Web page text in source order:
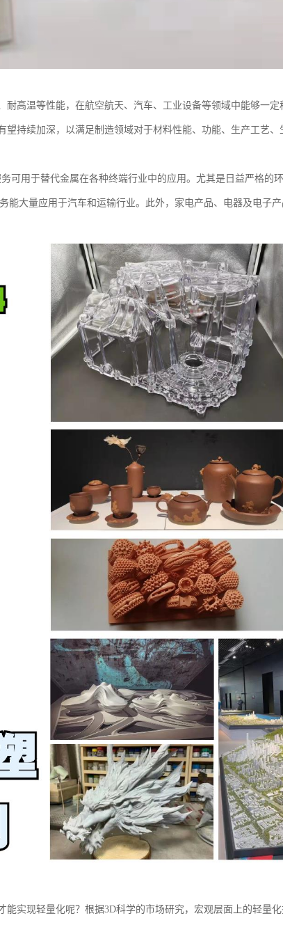
耐高温等性能，在航空航天、汽车、工业设备等领域中能够一
望持续加深，以满足制造领域对于材料性能、功能、生产工艺
可用于替代金属在各种终端行业中的应用。尤其是日益严格的
能大量应用于汽车和运输行业。此外，家电产品、电器及电子
能实现轻量化呢？根据3D科学的市场研究，宏观层面上的轻量